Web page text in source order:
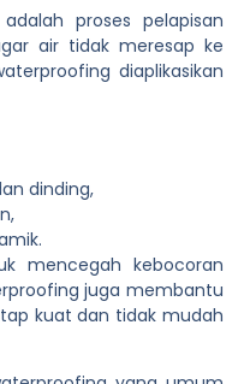
proses pelapisan
air tidak meresap ke
diaplikasikan
dinding,
mencegah kebocoran
juga membantu
kuat dan tidak mudah